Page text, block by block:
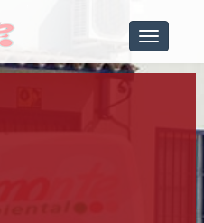
[menu]